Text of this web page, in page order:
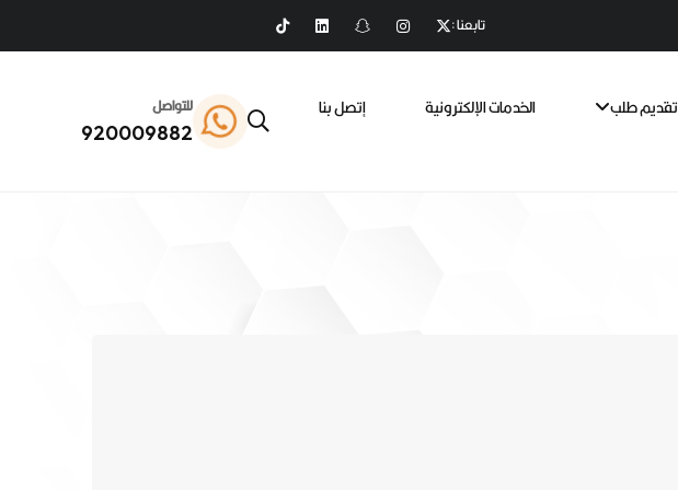
تابعنا :
تقديم طلب الخدمات الإلكترونية
إتصل بنا
للتواصل
920009882